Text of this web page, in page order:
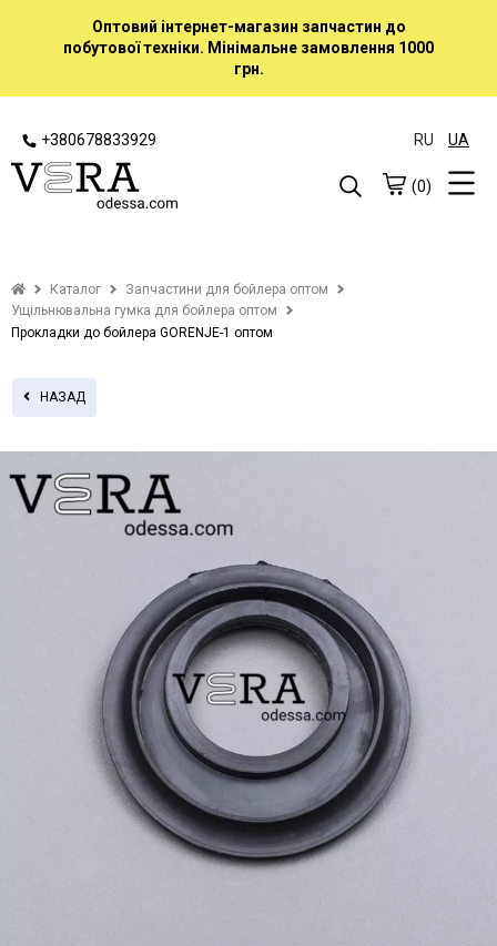
Оптовий інтернет-магазин запчастин до
побутової техніки. Мінімальне замовлення 1000
грн.
+380678833929 RU UA
(0)
Каталог
Запчастини для бойлера оптом
Ущільнювальна гумка для бойлера оптом
Прокладки до бойлера GORENJE-1 оптом
НАЗАД